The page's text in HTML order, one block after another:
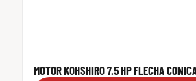
MOTOR KOHSHIRO 7.5 HP FLECHA